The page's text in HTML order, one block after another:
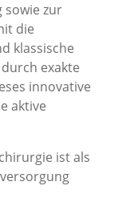
sowie zur
die
klassische
exakte
innovative
aktive
ist als